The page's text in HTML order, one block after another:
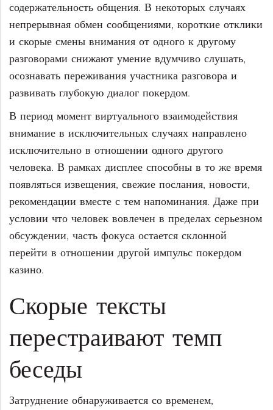
содержательность общения. В некоторых случаях
непрерывная обмен сообщениями, короткие отклики
и скорые смены внимания от одного к другому
разговорами снижают умение вдумчиво слушать,
осознавать переживания участника разговора и
развивать глубокую диалог покердом.
В период момент виртуального взаимодействия
внимание в исключительных случаях направлено
исключительно в отношении одного другого
человека. В рамках дисплее способны в то же время
появляться извещения, свежие послания, новости,
рекомендации вместе с тем напоминания. Даже при
условии что человек вовлечен в пределах серьезном
обсуждении, часть фокуса остается склонной
перейти в отношении другой импульс покердом
казино.
Скорые тексты
перестраивают темп
беседы
Затруднение обнаруживается со временем,